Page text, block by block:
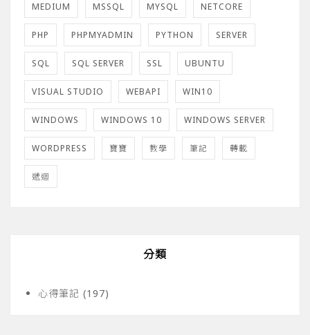
MEDIUM MSSQL MYSQL NETCORE
PHP PHPMYADMIN PYTHON SERVER
SQL SQL SERVER SSL UBUNTU
VISUAL STUDIO WEBAPI WIN10
WINDOWS WINDOWS 10 WINDOWS SERVER
WORDPRESS 寶寶 教學 筆記 轉載
遞迴
分類
心得筆記 (197)